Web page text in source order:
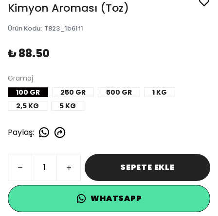
Kimyon Aroması (Toz)
Ürün Kodu: T823_1b61f1
₺ 88.50
Gramaj
100 GR
250 GR 500 GR
1 KG
2,5 KG
5 KG
Paylaş:
SEPETE EKLE
WHATSAPP